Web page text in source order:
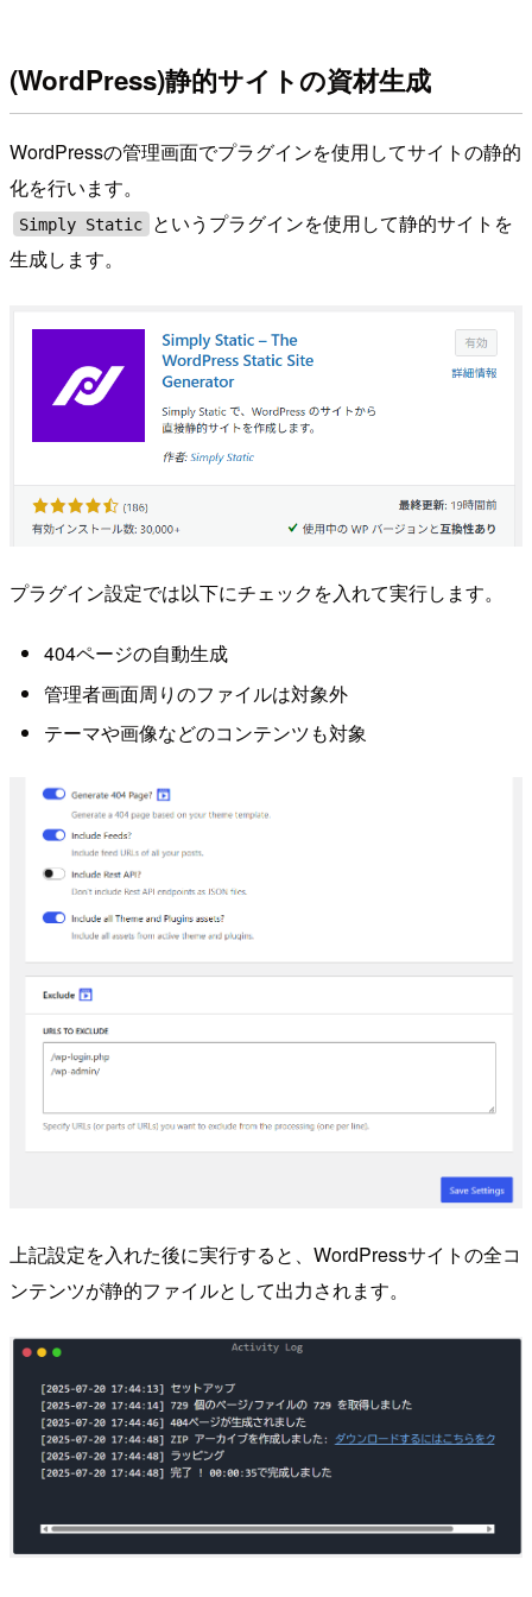
(WordPress)静的サイトの資材生成
WordPressの管理画面でプラグインを使用してサイトの静的
化を行います。
Simply Static
というプラグインを使用して静的サイトを
生成します。
プラグイン設定では以下にチェックを入れて実行します。
404ページの自動生成
管理者画面周りのファイルは対象外
テーマや画像などのコンテンツも対象
上記設定を入れた後に実行すると、WordPressサイトの全コ
ンテンツが静的ファイルとして出力されます。